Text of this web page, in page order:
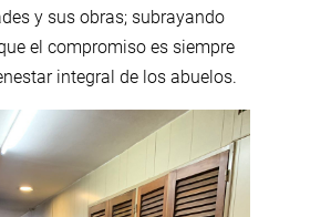
y sus obras; subrayando
el compromiso es siempre
integral de los abuelos.